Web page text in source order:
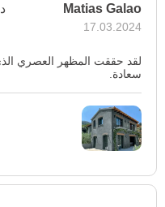
Matias Galao
17.03.2024
لقد حققت المظهر العصري
سعادة.